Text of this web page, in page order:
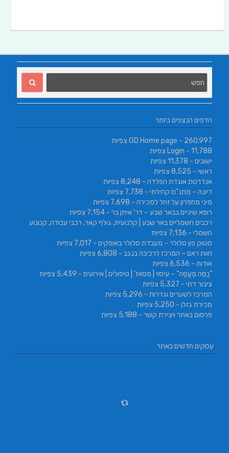
הדפים הנצפים ביותר
GD Home page - 260,997 צפיות
Login - 11,788 צפיות
ישובים - 11,378 צפיות
ראשי - 8,525 צפיות
אנדרטת אוגדת הפלדה - 8,248 צפיות
דיונה – מתנ"ס קהילתי - 7,738 צפיות
מיני מחפרון על זחל למכירה - 7,698 צפיות
רופא שיניים בבאר שבע – דר' איתן בר - 7,154 צפיות
רכבים חשמליים באר שבע | קלנועית, גולף קאר, רכבי עבודה, קטנוע
חשמלי - 7,136 צפיות
סטוק פון סלולר – מעבדת סלולר באופקים - 7,017 צפיות
חוות ראם – המרכז לרכיבה בנגב - 6,808 צפיות
אודות - 6,536 צפיות
"נַסֵּה מְעַסֶּה" – עיסוי | מסאז' | טיפולים | אירועים - 5,439 צפיות
ציבור דתי - 5,327 צפיות
המרכז לשערים וגדרות - 5,296 צפיות
מכירת גזלן - 5,250 צפיות
פרסום באתר ויצירת קשר - 5,188 צפיות
עסקים חדשים באתר